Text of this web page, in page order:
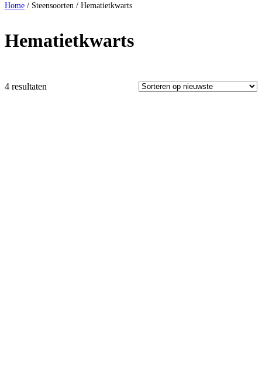
Home / Steensoorten / Hematietkwarts
Hematietkwarts
4 resultaten